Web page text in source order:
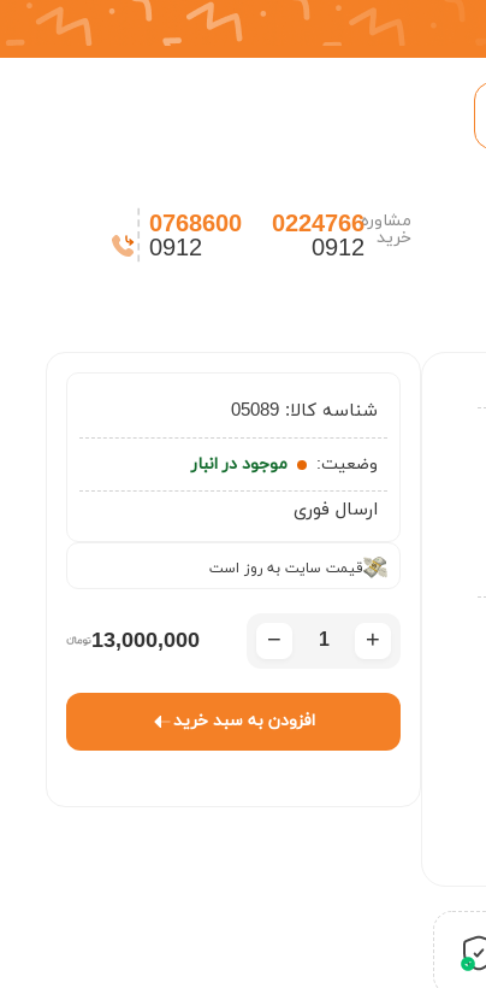
مشاوره
خرید 0224766
0912
0768600
0912
شناسه کالا: 05089
وضعیت: موجود در انبار
ارسال فوری
قیمت سایت به روز است
+
−
13,000,000
افزودن به سبد خرید